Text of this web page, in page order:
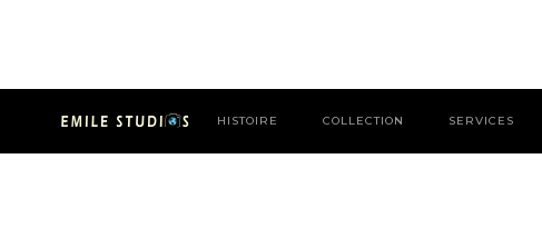
HISTOIRE COLLECTION SERVICES